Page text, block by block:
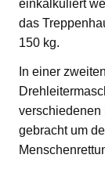
einkalkuliert
das
150 kg.
In einer
verschiedenen
gebracht um